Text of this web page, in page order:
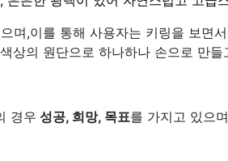
,이를 통해 사용자는 키링을 보면
상의 원단으로 하나하나 손으로 만
경우 성공, 희망, 목표를 가지고 있으